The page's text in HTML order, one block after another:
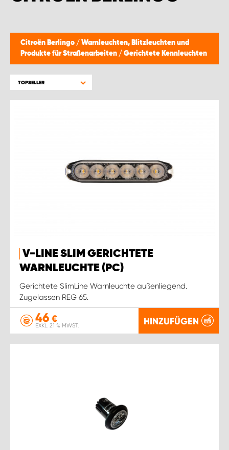
Citroën Berlingo / Warnleuchten, Blitzleuchten und
Produkte für Straßenarbeiten / Gerichtete Kennleuchten
TOPSELLER
V-LINE SLIM GERICHTETE
WARNLEUCHTE (PC)
Gerichtete SlimLine Warnleuchte außenliegend.
Zugelassen REG 65.
46 €
EXKL. 21 % MWST. HINZUFÜGEN
WORK SYSTEM BRÜSSEL
WORK SYSTEM LIMBURG-KEMPEN
WORK SYSTEM WORK SYSTEM BRÜGGE